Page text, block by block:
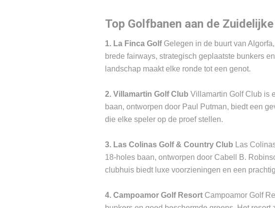
Top Golfbanen aan de
1. La Finca GolfGelegen in de buurt van
brede fairways, strategisch geplaatste bunkers
landschap maakt elke ronde tot een genot.
2. Villamartin Golf Club Villamartin Golf Club is
baan, ontworpen door Paul Putman, biedt een
die elke speler op de proef stellen.
3. Las Colinas Golf & Country Club Las
18-holes baan, ontworpen door Cabell B.
clubhuis biedt luxe voorzieningen en een
4. Campoamor Golf ResortCampoamor Golf